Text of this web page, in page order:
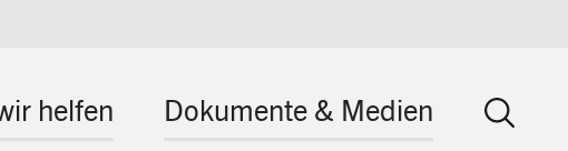
helfen Dokumente & Medien